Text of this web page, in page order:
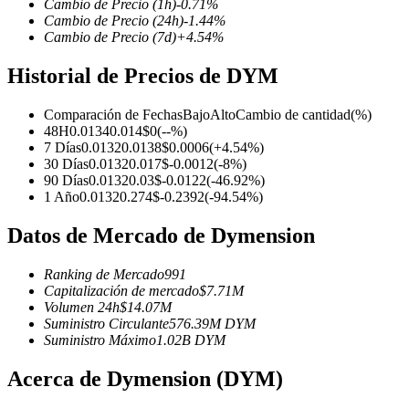
Derivados de acciones, divisas, metales preciosos y materias
primas
Futuros que utilizan USDC como garantía
Cambio de Precio (1h)-0.71%
Cambio de Precio (24h)-1.44%
Cambio de Precio (7d)+4.54%
Historial de Precios de DYM
Comparación de FechasBajoAltoCambio de cantidad(%)
48H0.01340.014$0(--%)
7 Días0.01320.0138$0.0006(+4.54%)
30 Días0.01320.017$-0.0012(-8%)
90 Días0.01320.03$-0.0122(-46.92%)
1 Año0.01320.274$-0.2392(-94.54%)
Datos de Mercado de Dymension
Ranking de Mercado991
Capitalización de mercado$7.71M
Volumen 24h$14.07M
Suministro Circulante576.39M DYM
Suministro Máximo1.02B DYM
Acerca de Dymension (DYM)